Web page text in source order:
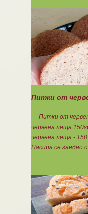
протеин и ниски
за хора с
технология на
продукти
този начин се
алергии,
стомаха, диария
Питки от
Питки от
червена леща
червена леща - 150
Пасира се заедно
бакпулвер.
много гъста
топчета. Оставя
добре хуска и с